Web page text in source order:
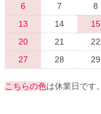
6
7 8
13
14 15
20
21 22
27
28 29
こちらの色は休業日です。